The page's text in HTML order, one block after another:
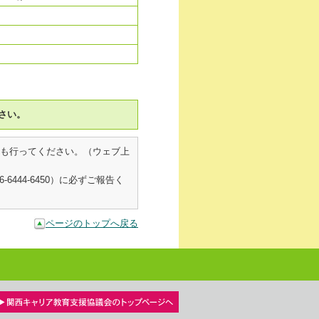
い。
も行ってください。（ウェブ上
6450）に必ずご報告く
ページのトップへ戻る